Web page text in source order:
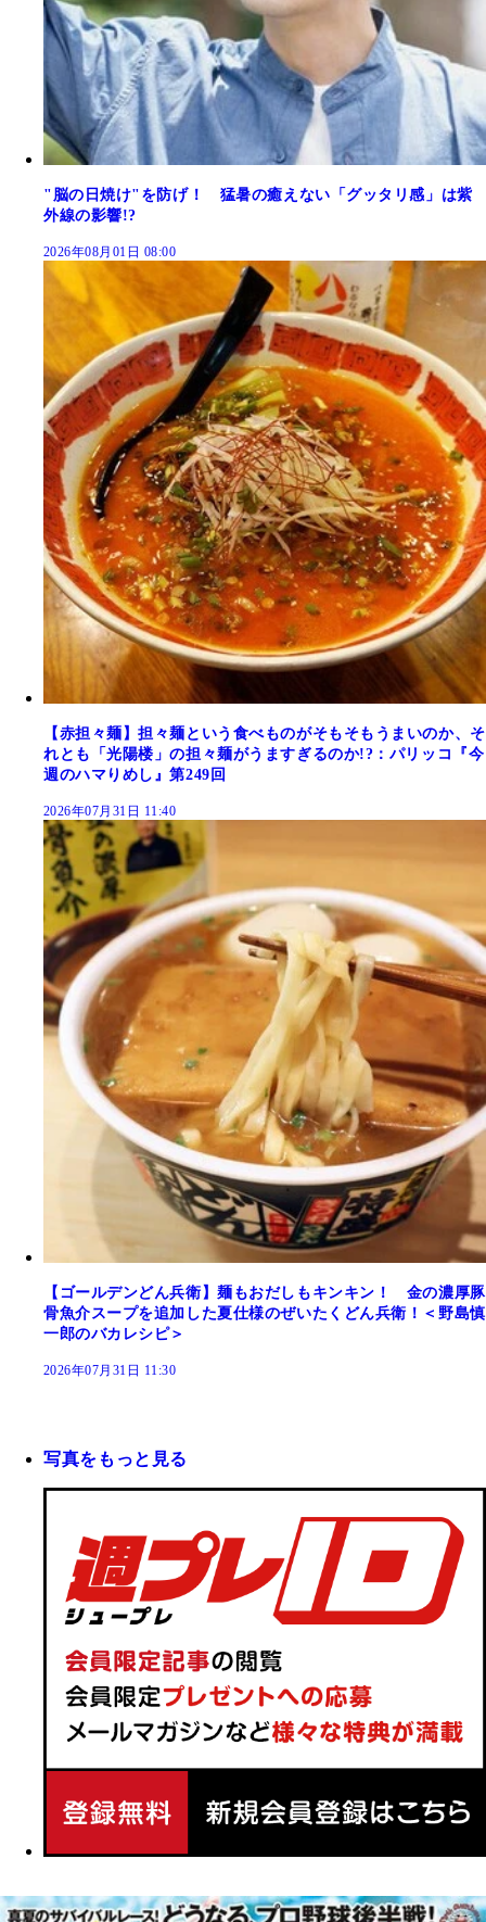
"脳の日焼け"を防げ！ 猛暑の癒えない「グッタリ感」は紫
外線の影響!?
2026年08月01日 08:00
【赤担々麺】担々麺という食べものがそもそもうまいのか、そ
れとも「光陽楼」の担々麺がうますぎるのか!?：パリッコ『今
週のハマりめし』第249回
2026年07月31日 11:40
【ゴールデンどん兵衛】麺もおだしもキンキン！ 金の濃厚豚
骨魚介スープを追加した夏仕様のぜいたくどん兵衛！＜野島慎
一郎のバカレシピ＞
2026年07月31日 11:30
写真をもっと見る